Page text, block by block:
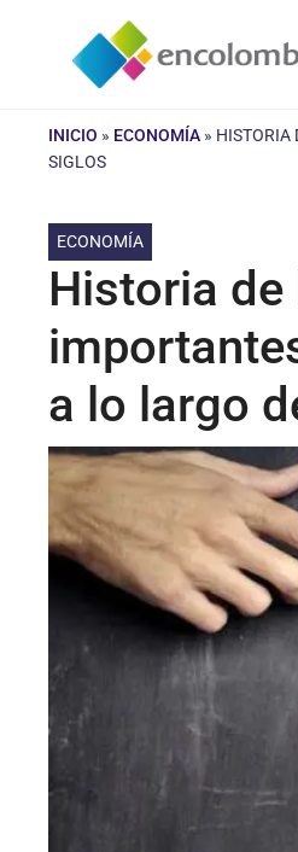
contenido
INICIO » ECONOMÍA » HISTORIA
SIGLOS
ECONOMÍA
Historia
a lo largo